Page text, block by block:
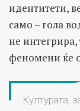
идентитети,
само – гола
не
феномени ќе
Културата,